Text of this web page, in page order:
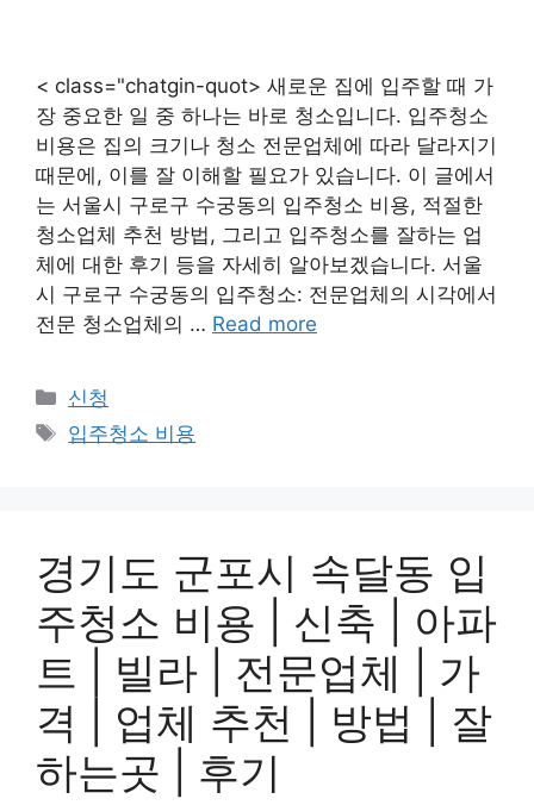
< class="chatgin-quot> 새로운 집에 입주할 때 가
장 중요한 일 중 하나는 바로 청소입니다. 입주청소
비용은 집의 크기나 청소 전문업체에 따라 달라지기
때문에, 이를 잘 이해할 필요가 있습니다. 이 글에서
는 서울시 구로구 수궁동의 입주청소 비용, 적절한
청소업체 추천 방법, 그리고 입주청소를 잘하는 업
체에 대한 후기 등을 자세히 알아보겠습니다. 서울
시 구로구 수궁동의 입주청소: 전문업체의 시각에서
전문 청소업체의 … Read more
Categories
신청
Tags
입주청소 비용
경기도 군포시 속달동 입
주청소 비용 | 신축 | 아파
트 | 빌라 | 전문업체 | 가
격 | 업체 추천 | 방법 | 잘
하는곳 | 후기